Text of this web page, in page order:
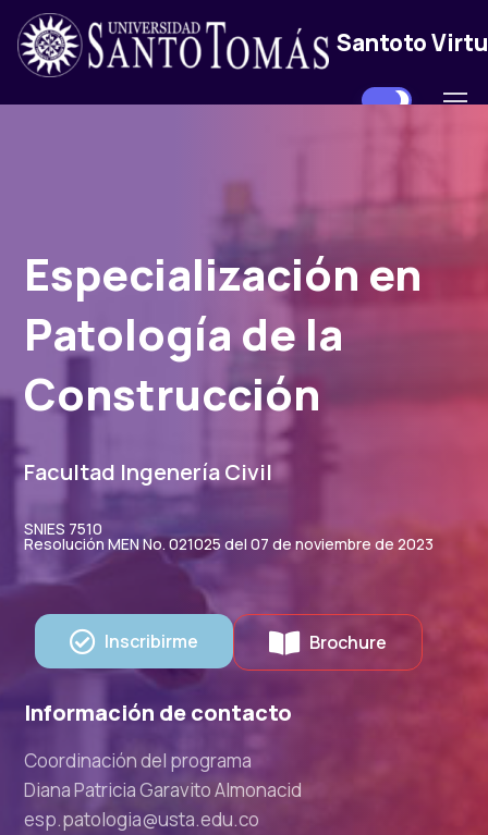
Santoto
Especialización en
Patología de la
Construcción
Facultad Ingenería Civil
SNIES 7510
Resolución MEN No. 021025 del 07 de noviembre de 2023
Inscribirme Brochure
Información de contacto
Coordinación del programa
Diana Patricia Garavito Almonacid
esp.patologia@usta.edu.co